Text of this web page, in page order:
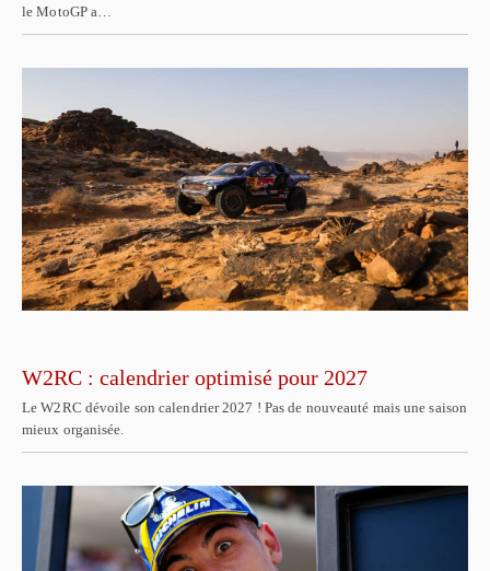
le MotoGP a…
W2RC : calendrier optimisé pour 2027
Le W2RC dévoile son calendrier 2027 ! Pas de nouveauté mais une saison
mieux organisée.